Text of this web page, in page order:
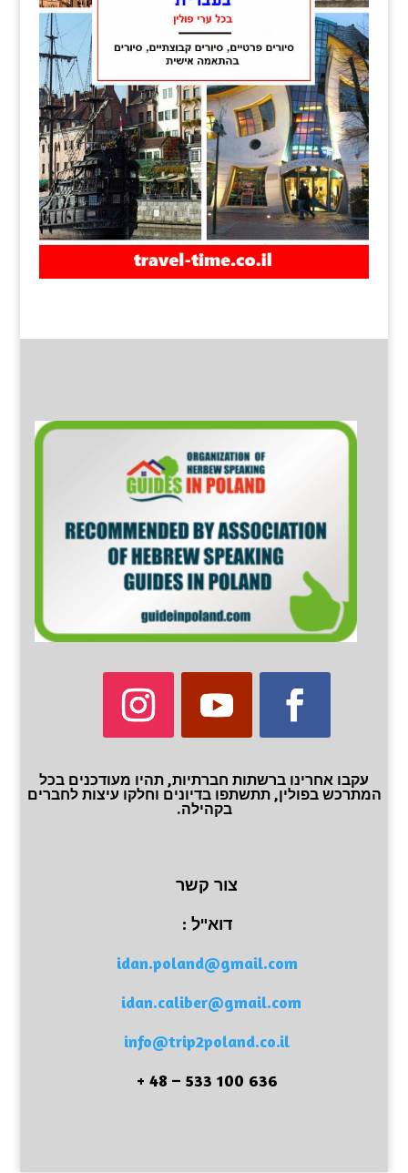
עקבו אחרינו ברשתות חברתיות, תהיו מעודכנים בכל
המתרכש בפולין, תתשתפו בדיונים וחלקו עיצות לחברים
בקהילה.
צור קשר
דוא"ל :
idan.poland@gmail.com
idan.caliber@gmail.com
info@trip2poland.co.il
636 100 533 – 48 +